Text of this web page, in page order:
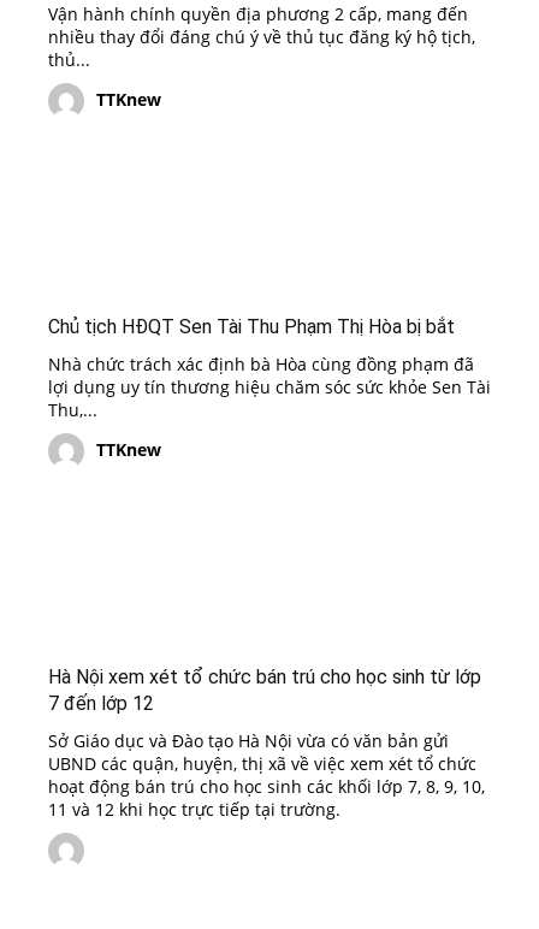
Vận hành chính quyền địa phương 2 cấp, mang đến
nhiều thay đổi đáng chú ý về thủ tục đăng ký hộ tịch,
thủ...
TTKnew
Chủ tịch HĐQT Sen Tài Thu Phạm Thị Hòa bị bắt
Nhà chức trách xác định bà Hòa cùng đồng phạm đã
lợi dụng uy tín thương hiệu chăm sóc sức khỏe Sen Tài
Thu,...
TTKnew
Hà Nội xem xét tổ chức bán trú cho học sinh từ lớp
7 đến lớp 12
Sở Giáo dục và Đào tạo Hà Nội vừa có văn bản gửi
UBND các quận, huyện, thị xã về việc xem xét tổ chức
hoạt động bán trú cho học sinh các khối lớp 7, 8, 9, 10,
11 và 12 khi học trực tiếp tại trường.